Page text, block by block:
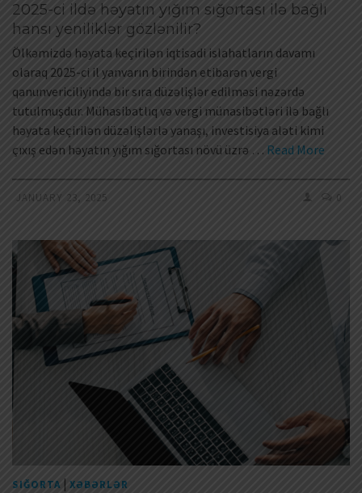
2025-ci ildə həyatın yığım sığortası ilə bağlı
hansı yeniliklər gözlənilir?
Ölkəmizdə həyata keçirilən iqtisadi islahatların davamı
olaraq 2025-ci il yanvarın birindən etibarən vergi
qanunvericiliyində bir sıra düzəlişlər edilməsi nəzərdə
tutulmuşdur. Mühasibatlıq və vergi münasibətləri ilə bağlı
həyata keçirilən düzəlişlərlə yanaşı, investisiya aləti kimi
çıxış edən həyatın yığım sığortası növü üzrə … Read More
JANUARY 23, 2025 0
SIĞORTA | XƏBƏRLƏR